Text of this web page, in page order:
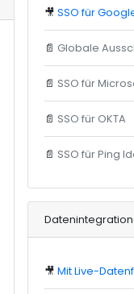
🎥SSO für
📄 Globale
📄 SSO für
📄 SSO für OKTA
📄 SSO für Ping
🎥Mit Live-